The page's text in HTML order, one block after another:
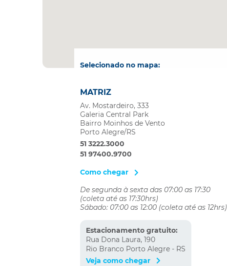
Selecionado no mapa:
MATRIZ
Av. Mostardeiro, 333
Galeria Central Park
Bairro Moinhos de Vento
Porto Alegre/RS
51 3222.3000
51 97400.9700
Como chegar
De segunda à sexta das 07:00 as 17:30
(coleta até as 17:30hrs)
Sábado: 07:00 as 12:00 (coleta até as 12hrs)
Estacionamento gratuito:
Rua Dona Laura, 190
Rio Branco Porto Alegre - RS
Veja como chegar